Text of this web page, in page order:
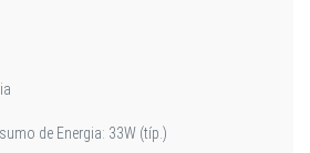
de Energia: 33W (típ.)